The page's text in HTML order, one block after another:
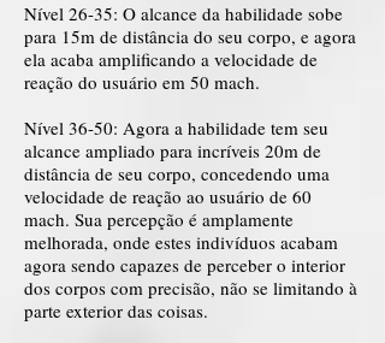
Nível 26-35: O alcance da habilidade sobe
para 15m de distância do seu corpo, e agora
ela acaba amplificando a velocidade de
reação do usuário em 50 mach.
Nível 36-50: Agora a habilidade tem seu
alcance ampliado para incríveis 20m de
distância de seu corpo, concedendo uma
velocidade de reação ao usuário de 60
mach. Sua percepção é amplamente
melhorada, onde estes indivíduos acabam
agora sendo capazes de perceber o interior
dos corpos com precisão, não se limitando à
parte exterior das coisas.